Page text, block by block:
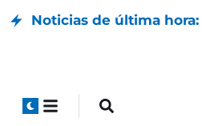
Noticias de última hora: